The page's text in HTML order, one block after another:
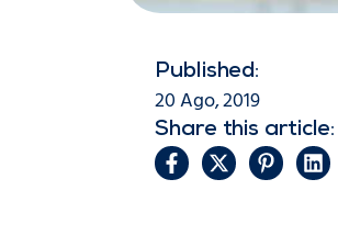
Published:
20 Ago, 2019
Share this article: